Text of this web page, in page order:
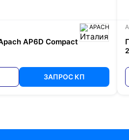
APACH
AP6D Compact
ЗАПРОС КП